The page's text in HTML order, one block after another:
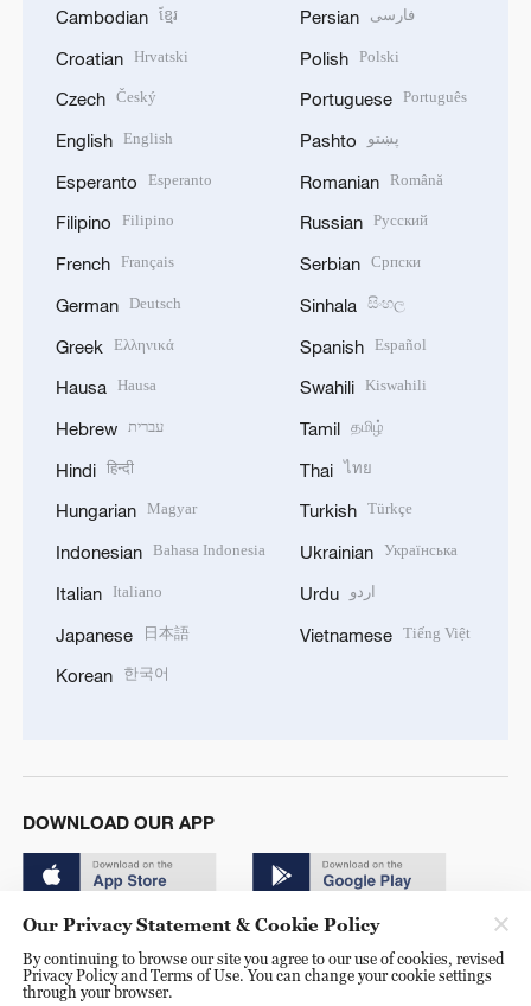
Cambodian ខ្មែរ
Croatian Hrvatski
Czech Český
English English
Esperanto Esperanto
Filipino Filipino
French Français
German Deutsch
Greek Ελληνικά
Hausa Hausa
Hebrew עברית
Hindi हिन्दी
Hungarian Magyar
Indonesian Bahasa Indonesia
Italian Italiano
Japanese 日本語
Korean 한국어
Persian فارسی
Polish Polski
Portuguese Português
Pashto پښتو
Romanian Română
Russian Русский
Serbian Српски
Sinhala සිංහල
Spanish Español
Swahili Kiswahili
Tamil தமிழ்
Thai ไทย
Turkish Türkçe
Ukrainian Українська
Urdu اردو
Vietnamese Tiếng Việt
DOWNLOAD OUR APP
© China Radio International.CRI. All Rights Reserved. 16A
Our Privacy Statement & Cookie Policy
By continuing to browse our site you agree to our use of cookies, revised
Privacy Policy and Terms of Use. You can change your cookie settings
through your browser.